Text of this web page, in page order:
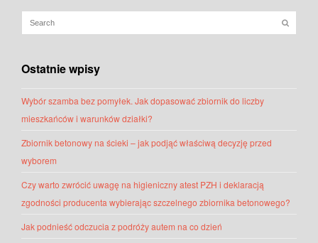
Ostatnie wpisy
Wybór szamba bez pomyłek. Jak dopasować zbiornik do liczby
mieszkańców i warunków działki?
Zbiornik betonowy na ścieki – jak podjąć właściwą decyzję przed
wyborem
Czy warto zwrócić uwagę na higieniczny atest PZH i deklaracją
zgodności producenta wybierając szczelnego zbiornika betonowego?
Jak podnieść odczucia z podróży autem na co dzień